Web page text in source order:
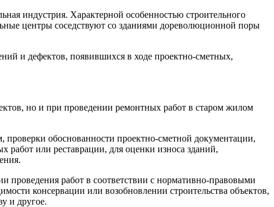
индустрия. Характерной особенностью строительного
центры соседствуют со зданиями дореволюционной поры
и дефектов, появившихся в ходе проектно-сметных,
но и при проведении ремонтных работ в старом жилом
обоснованности проектно-сметной документации,
работ или реставрации, для оценки износа зданий,
работ в соответствии с нормативно-правовыми
консервации или возобновлении строительства объектов,
и другое.